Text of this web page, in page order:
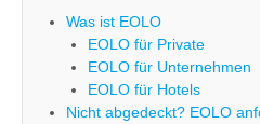
Was ist EOLO
EOLO für Private
EOLO für Unternehmen
EOLO für Hotels
Nicht abgedeckt? EOLO